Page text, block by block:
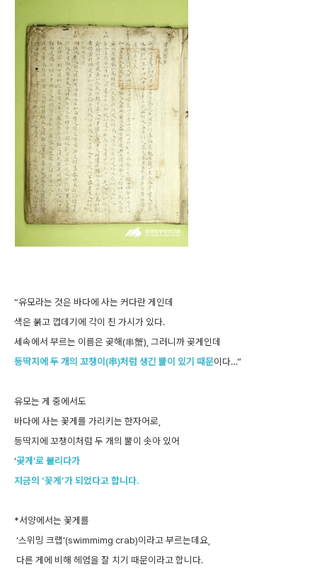
“유모라는 것은 바다에 사는 커다란 게인데
색은 붉고 껍데기에 각이 진 가시가 있다.
세속에서 부르는 이름은 곶해(串蟹), 그러니까 곶게인데
등딱지에 두 개의 꼬챙이(串)처럼 생긴 뿔이 있기 때문이다…”
유모는 게 중에서도
바다에 사는 꽃게를 가리키는 한자어로,
등딱지에 꼬챙이처럼 두 개의 뿔이 솟아 있어
‘곶게’로 불리다가
지금의 ‘꽃게’가 되었다고 합니다.
*서양에서는 꽃게를
‘스위밍 크랩’(swimmimg crab)이라고 부르는데요,
다른 게에 비해 헤엄을 잘 치기 때문이라고 합니다.